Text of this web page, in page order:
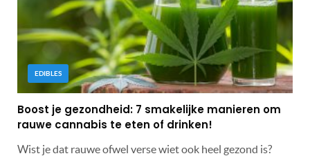
EDIBLES
Boost je gezondheid: 7 smakelijke manieren om
rauwe cannabis te eten of drinken!
Wist je dat rauwe ofwel verse wiet ook heel gezond is?